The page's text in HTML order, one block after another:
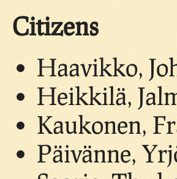
Citizens
Haavikko,
Heikkilä,
Kaukonen,
Päivänne,